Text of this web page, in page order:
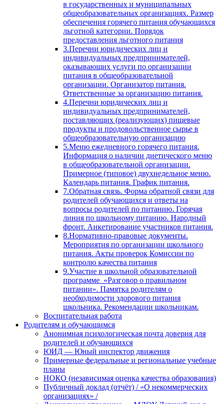
в государственных и муниципальных
общеобразовательных организациях. Размер
обеспечения горячего питания обучающихся
льготной категории. Порядок
предоставления льготного питания
3.Перечни юридических лиц и
индивидуальных предпринимателей,
оказывающих услуги по организации
питания в общеобразовательной
организации. Организатор питания.
Ответственные за организацию питания.
4.Перечни юридических лиц и
индивидуальных предпринимателей,
поставляющих (реализующих) пищевые
продукты и продовольственное сырье в
общеобразовательную организацию
5.Меню ежедневного горячего питания.
Информация о наличии диетического меню
в общеобразовательной организации.
Примерное (типовое) двухнедельное меню.
Календарь питания. График питания.
7.Обратная связь. Форма обратной связи для
родителей обучающихся и ответы на
вопросы родителей по питанию. Горячая
линия по школьному питанию. Народный
фронт. Анкетирование участников питания.
8.Нормативно-правовые документы.
Мероприятия по организации школьного
питания. Акты проверок Комиссии по
контролю качества питания
9.Участие в школьной образовательной
программе «Разговор о правильном
питании». Памятка родителям о
необходимости здорового питания
школьника. Рекомендации школьникам.
Воспитательная работа
Родителям и обучающимся
Анонимная психологическая почта доверия для
родителей и обучающихся
ЮИД — Юный инспектор движения
Примерные федеральные и региональные учебные
планы
НОКО (независимая оценка качества образования)
Публичный доклад (отчёт) / «О некоммерческих
организациях» /